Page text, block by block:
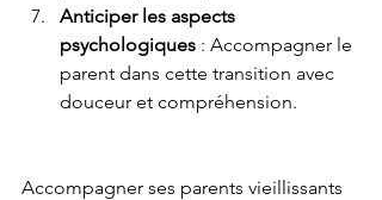
Anticiper les aspects
psychologiques : Accompagner le
parent dans cette transition avec
douceur et compréhension.
Accompagner ses parents vieillissants